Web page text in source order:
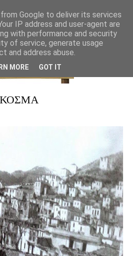
ΚΟΣΜΑ
Google to deliver its services
IP address and user-agent are
with performance and security
of service, generate usage
and address abuse.
MORE GOT IT